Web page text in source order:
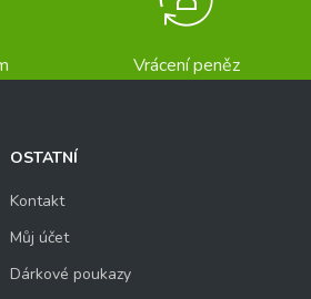
Vrácení peněz
OSTATNÍ
Kontakt
Můj účet
Dárkové poukazy